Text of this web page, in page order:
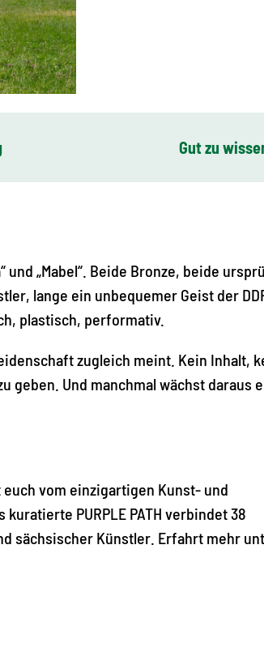
Gut zu
„Mabel“. Beide Bronze, beide
lange ein unbequemer Geist der
plastisch, performativ.
zugleich meint. Kein Inhalt,
geben. Und manchmal wächst daraus
vom einzigartigen Kunst- und
kuratierte PURPLE PATH verbindet 38
sächsischer Künstler. Erfahrt mehr